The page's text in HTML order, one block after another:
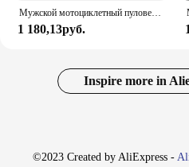
1 180,13руб.
Inspire more in
©2023 Created by AliExpress -